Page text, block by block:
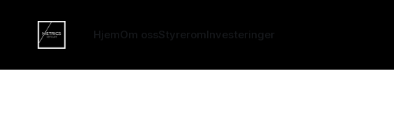
HjemOm ossStyreromInvesteringer